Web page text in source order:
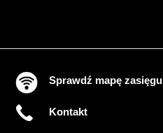
Sprawdź mapę zasięgu
Kontakt